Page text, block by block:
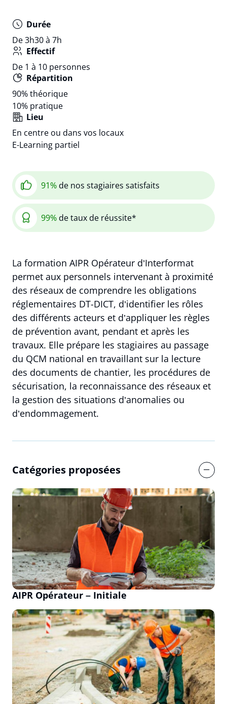
Durée
De 3h30 à 7h
Effectif
De 1 à 10 personnes
Répartition
90%théorique
10% pratique
Lieu
En centre ou dans vos locaux
E-Learning partiel
91%de nos stagiaires satisfaits
99%de taux de réussite*
La formation AIPR Opérateur d’Interformat
permet aux personnels intervenant à proximité
des réseaux de comprendre les obligations
réglementaires DT-DICT, d’identifier les rôles
des différents acteurs et d’appliquer les règles
de prévention avant, pendant et après les
travaux. Elle prépare les stagiaires au passage
du QCM national en travaillant sur la lecture
des documents de chantier, les procédures de
sécurisation, la reconnaissance des réseaux et
la gestion des situations d’anomalies ou
d’endommagement.
Catégories proposées
AIPR Opérateur – Initiale